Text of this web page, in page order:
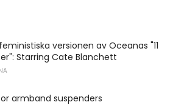
versionen av Oceanas "11
Starring Cate Blanchett
armband suspenders